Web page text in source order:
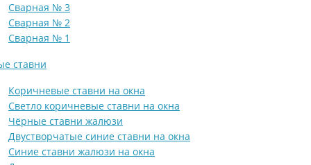
Сварная № 3
Сварная № 2
Сварная № 1
ставни
Коричневые ставни на окна
Светло коричневые ставни на окна
Чёрные ставни жалюзи
Двустворчатые синие ставни на окна
Синие ставни жалюзи на окна